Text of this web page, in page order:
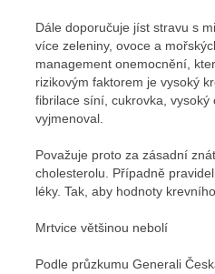
Dále doporučuje jíst stravu s
více zeleniny, ovoce a
management onemocnění,
rizikovým faktorem je vysoký
fibrilace síní, cukrovka, vysoký
vyjmenoval.
Považuje proto za zásadní
cholesterolu. Případně
léky. Tak, aby hodnoty
Mrtvice většinou nebolí
Podle průzkumu Generali